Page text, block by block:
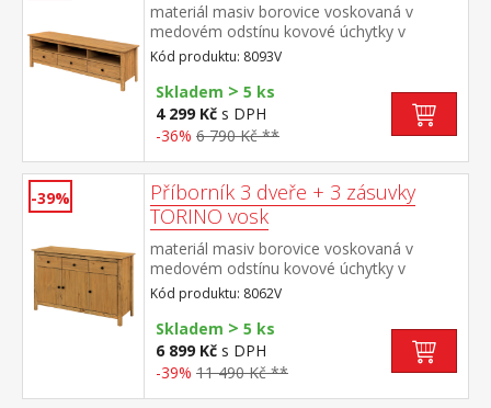
materiál masiv borovice voskovaná v
medovém odstínu kovové úchytky v
barevném provedení černěná mosaz 3
zásuvky s kovovými pojezdy
Kód produktu: 8093V
Skladem > 5 ks
4 299 Kč s DPH
-36% 6 790 Kč **
-39%
Příborník 3 dveře + 3 zásuvky
TORINO vosk
materiál masiv borovice voskovaná v
medovém odstínu kovové úchytky v
barevném provedení černěná mosaz 3
dveře, 3 zásuvky s kovovými pojezdy
vhodný doplněk nástavec TORINO 8063V
Kód produktu: 8062V
Skladem > 5 ks
6 899 Kč s DPH
-39% 11 490 Kč **